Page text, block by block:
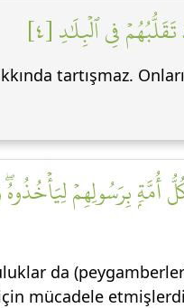
فِي ٱلۡبِلَٰدِ [٤]
tartışmaz.
بِرَسُولِهِمۡ
da
mücadele